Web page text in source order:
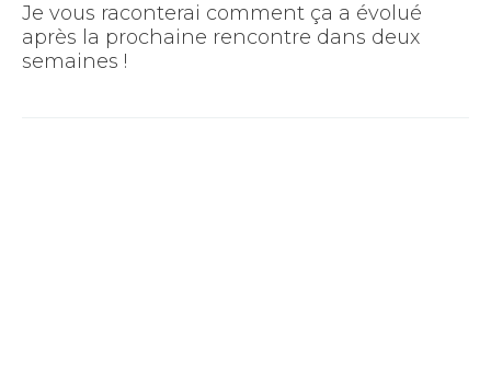
Je vous raconterai comment ça a évolué
après la prochaine rencontre dans deux
semaines !